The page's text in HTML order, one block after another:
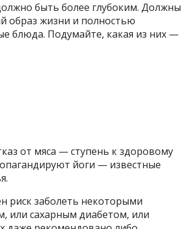
быть более глубоким. Должны
образ жизни и полностью
блюда. Подумайте, какая из них —
от мяса — ступень к здоровому
йоги — известные
риск заболеть некоторыми
или сахарным диабетом, или